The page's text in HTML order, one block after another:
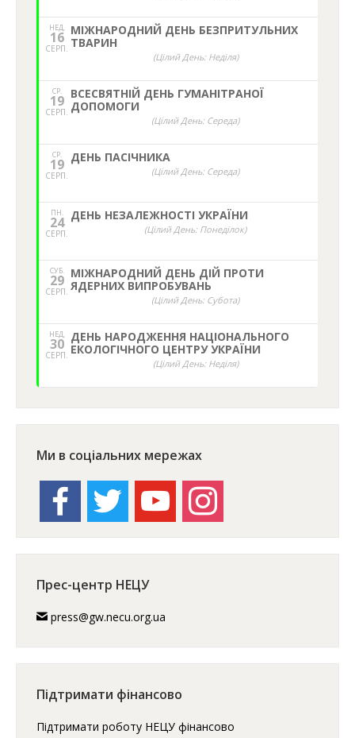
НЕД,
16
СЕРП.
МІЖНАРОДНИЙ ДЕНЬ БЕЗПРИТУЛЬНИХ
ТВАРИН
(Цілий День: Неділя)
СР.
19
СЕРП.
ВСЕСВЯТНІЙ ДЕНЬ ГУМАНІТРАНОЇ
ДОПОМОГИ
(Цілий День: Середа)
СР.
19
СЕРП.
ДЕНЬ ПАСІЧНИКА
(Цілий День: Середа)
ПН.
24
СЕРП.
ДЕНЬ НЕЗАЛЕЖНОСТІ УКРАЇНИ
(Цілий День: Понеділок)
СУБ.
29
СЕРП.
МІЖНАРОДНИЙ ДЕНЬ ДІЙ ПРОТИ
ЯДЕРНИХ ВИПРОБУВАНЬ
(Цілий День: Субота)
НЕД,
30
СЕРП.
ДЕНЬ НАРОДЖЕННЯ НАЦІОНАЛЬНОГО
ЕКОЛОГІЧНОГО ЦЕНТРУ УКРАЇНИ
(Цілий День: Неділя)
Ми в соціальних мережах
facebook twitter youtube instagram
Прес-центр НЕЦУ
press@gw.necu.org.ua
Підтримати фінансово
Підтримати роботу НЕЦУ фінансово